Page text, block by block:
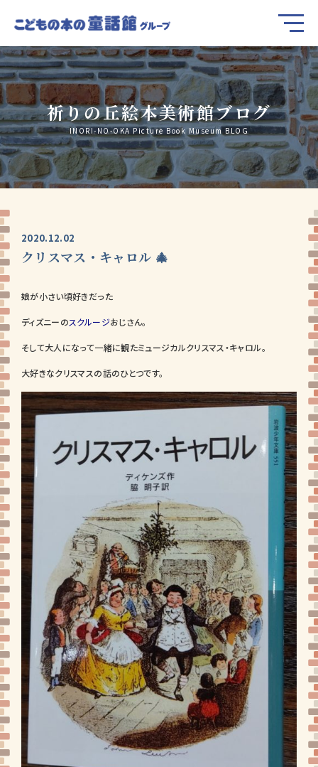
祈りの丘絵本美術館ブログ
INORI-NO-OKA Picture Book Museum BLOG
2020.12.02
クリスマス・キャロル 🎄
娘が小さい頃好きだった
ディズニーのスクルージおじさん。
そして大人になって一緒に観たミュージカルクリスマス・キャロル。
大好きなクリスマスの話のひとつです。